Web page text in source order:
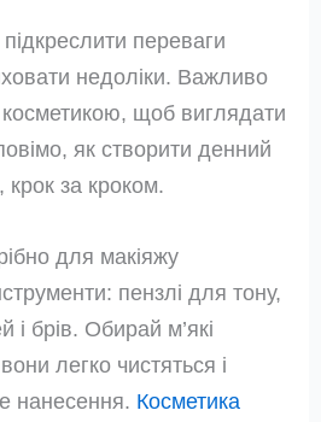
переваги
недоліки. Важливо
щоб виглядати
як створити денний
крок за кроком.
для макіяжу
пензлі для тону,
і брів. Обирай м’які
легко чистяться і
нанесення. Косметика